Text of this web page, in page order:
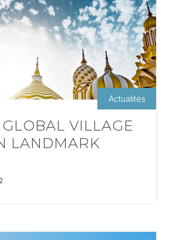
Actualités
GLOBAL VILLAGE
LANDMARK